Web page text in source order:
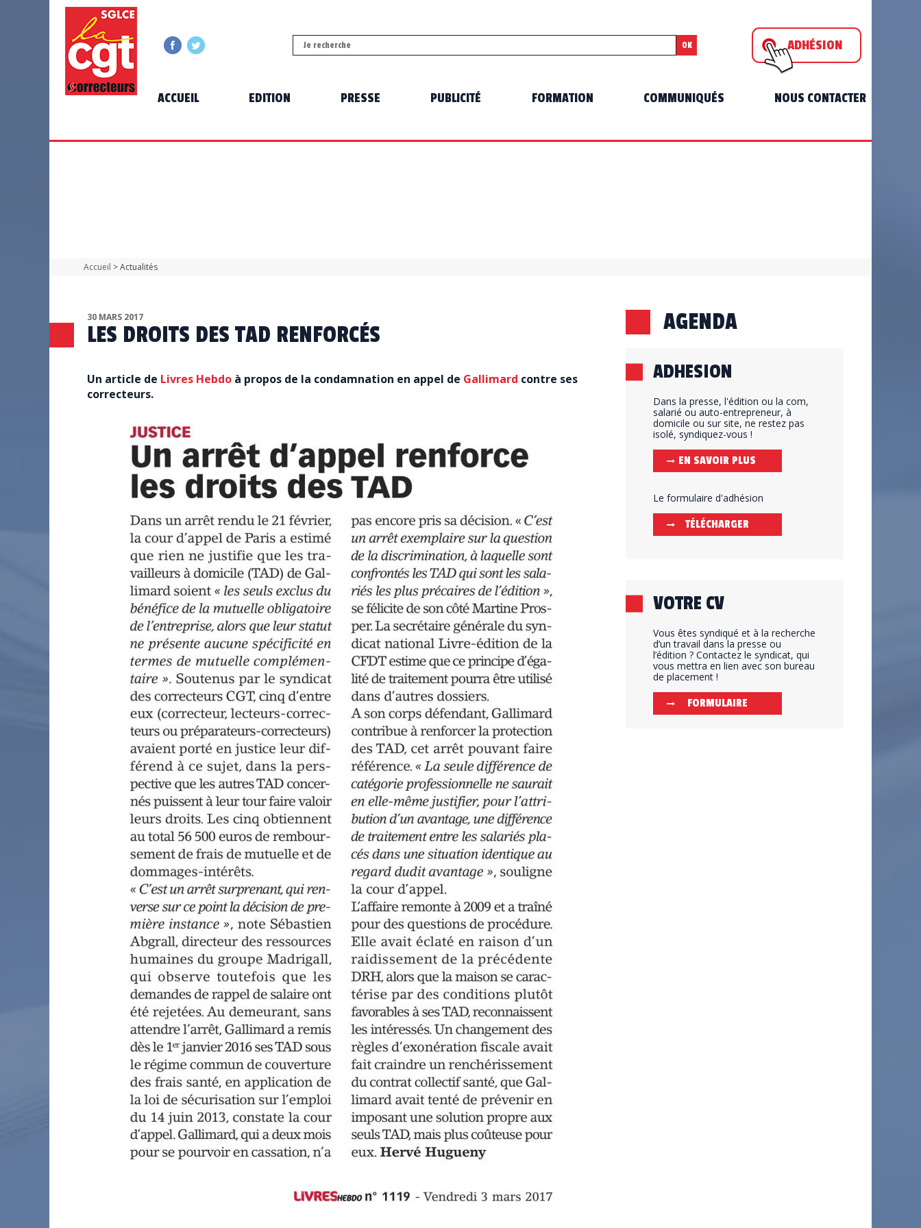
OK ADHÉSION
ACCUEIL EDITION PRESSE PUBLICITÉ FORMATION COMMUNIQUÉS NOUS CONTACTER
Accueil > Actualités
30 MARS 2017
LES DROITS DES TAD RENFORCÉS
Un article de Livres Hebdo à propos de la condamnation en appel de Gallimard contre ses
correcteurs.
AGENDA
ADHESION
Dans la presse, l'édition ou la com,
salarié ou auto-entrepreneur, à
domicile ou sur site, ne restez pas
isolé, syndiquez-vous !
EN SAVOIR PLUS
Le formulaire d'adhésion
TÉLÉCHARGER
VOTRE CV
Vous êtes syndiqué et à la recherche
d’un travail dans la presse ou
l’édition ? Contactez le syndicat, qui
vous mettra en lien avec son bureau
de placement !
FORMULAIRE